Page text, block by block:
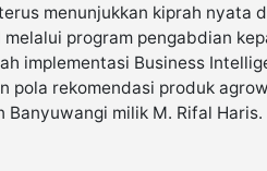
menunjukkan kiprah nyata
melalui program pengabdian
implementasi Business
pola rekomendasi produk
Banyuwangi milik M. Rifal Haris.